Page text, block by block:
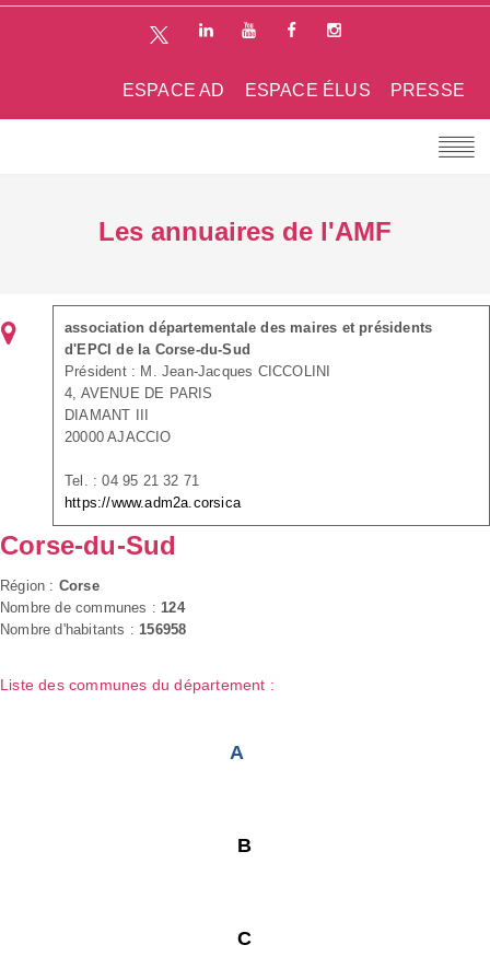
PRESSE
ESPACE ÉLUS
ESPACE AD
Les annuaires de l'AMF
association départementale des maires et présidents
d'EPCI de la Corse-du-Sud
Président : M. Jean-Jacques CICCOLINI
4, AVENUE DE PARIS
DIAMANT III
20000 AJACCIO
Tel. : 04 95 21 32 71
https://www.adm2a.corsica
Corse-du-Sud
Région : Corse
Nombre de communes : 124
Nombre d'habitants : 156958
Liste des communes du département :
A
B
C